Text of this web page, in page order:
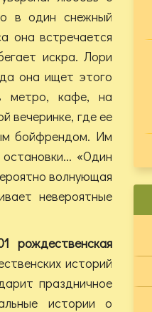
в один снежный
она встречается
искра. Лори
она ищет этого
метро, кафе, на
вечеринке, где ее
бойфрендом. Им
«Один
волнующая
невероятные
рождественская
историй
праздничное
истории о